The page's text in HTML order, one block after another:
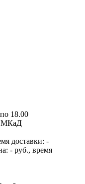
18.00
МКаД
доставки: -
- руб., время